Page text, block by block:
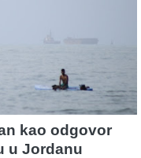
kao odgovor
u Jordanu